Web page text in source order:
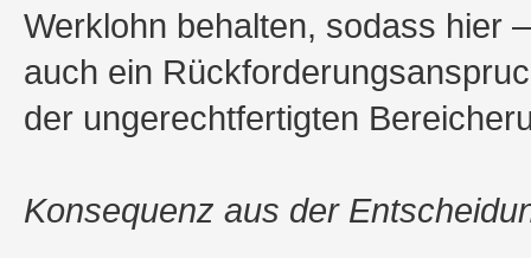
Werklohn behalten, sodass hier
auch ein
der ungerechtfertigten
Konsequenz aus der